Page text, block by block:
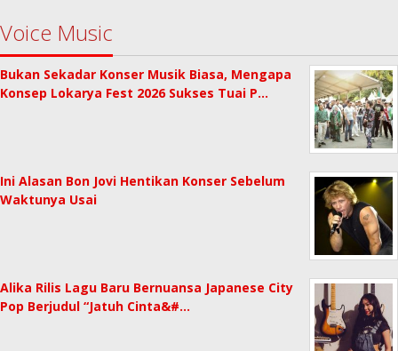
Voice Music
Bukan Sekadar Konser Musik Biasa, Mengapa
Konsep Lokarya Fest 2026 Sukses Tuai P…
Ini Alasan Bon Jovi Hentikan Konser Sebelum
Waktunya Usai
Alika Rilis Lagu Baru Bernuansa Japanese City
Pop Berjudul “Jatuh Cinta&#…